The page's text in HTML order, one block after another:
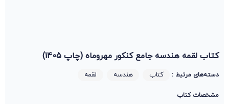
کتاب لقمه هندسه جامع کنکور مهروماه (چاپ 1405)
دسته‌های مرتبط : کتاب هندسه لقمه
مشخصات کتاب